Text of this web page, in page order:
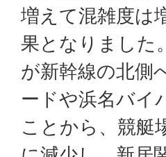
増えて混雑度は
果となりました
が新幹線の北側
ードや浜名バイ
ことから、競艇